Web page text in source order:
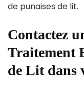
de punaises de lit.
Contactez
Traitement
de Lit dans